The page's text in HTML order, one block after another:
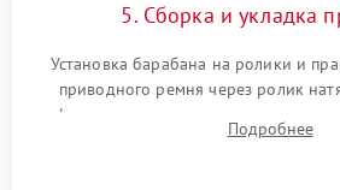
5. Сборка и укладка
Установка барабана на ролики и
приводного ремня через ролик
фиксация всех узлов, подключение
модулю управления. МонтажПодробнее